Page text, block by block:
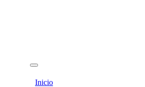
Inicio